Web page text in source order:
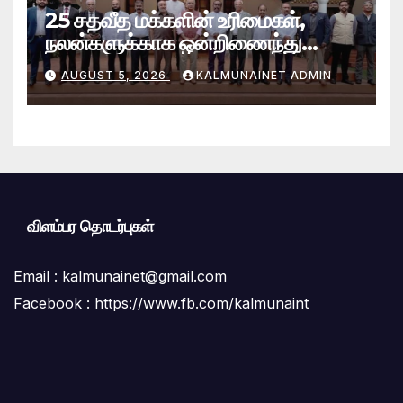
25 சதவீத மக்களின் உரிமைகள்,
நலன்களுக்காக ஒன்றிணைந்து
செயற்படவே புதிய பேரவை; இந்திய
உயர்ஸ்தானிகரிடம் எடுத்துரைப்பு.!
AUGUST 5, 2026 KALMUNAINET ADMIN
விளம்பர தொடர்புகள்
Email : kalmunainet@gmail.com
Facebook : https://www.fb.com/kalmunaint